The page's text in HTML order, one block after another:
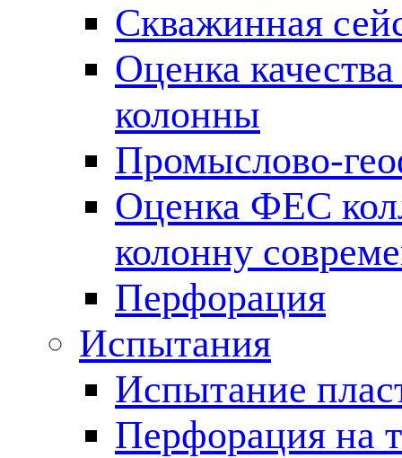
Скважинная
Оценка
колонны
Промыслово-
Оценка ФЕС
колонну
Перфорация
Испытания
Испытание
Перфорация на